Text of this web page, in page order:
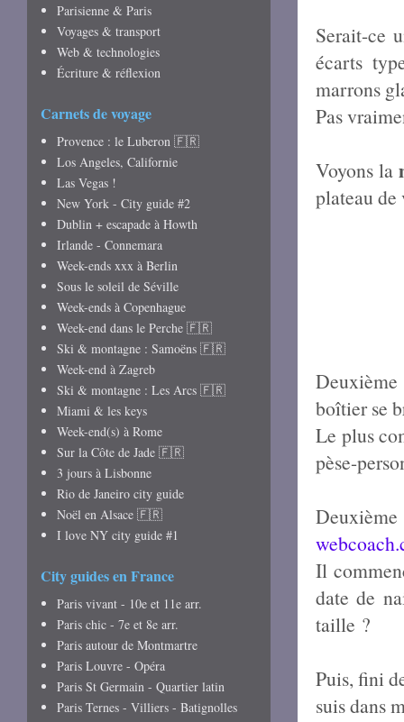
Serait-ce
écarts
marrons
Pas
Voyons la
plateau de
boîtier se
Le plus
pèse-
Il
date de
taille ?
Puis, fini
suis dans
Parisienne & Paris
Voyages & transport
Web & technologies
Écriture & réflexion
Carnets de voyage
Provence : le Luberon 🇫🇷
Los Angeles, Californie
Las Vegas !
New York - City guide #2
Dublin + escapade à Howth
Irlande - Connemara
Week-ends xxx à Berlin
Sous le soleil de Séville
Week-ends à Copenhague
Week-end dans le Perche 🇫🇷
Ski & montagne : Samoëns 🇫🇷
Week-end à Zagreb
Ski & montagne : Les Arcs 🇫🇷
Miami & les keys
Week-end(s) à Rome
Sur la Côte de Jade 🇫🇷
3 jours à Lisbonne
Rio de Janeiro city guide
Noël en Alsace 🇫🇷
I love NY city guide #1
City guides en France
Paris vivant - 10e et 11e arr.
Paris chic - 7e et 8e arr.
Paris autour de Montmartre
Paris Louvre - Opéra
Paris St Germain - Quartier latin
Paris Ternes - Villiers - Batignolles